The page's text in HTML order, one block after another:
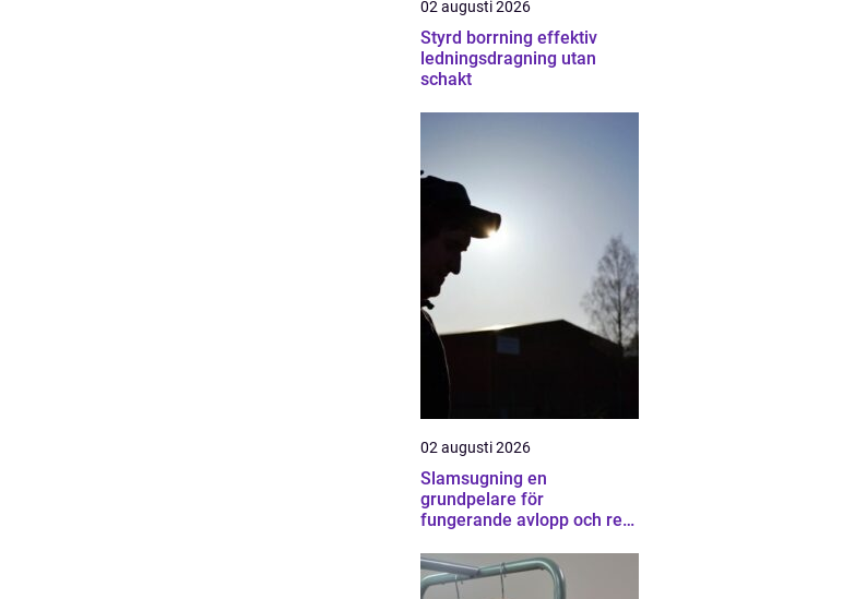
02 augusti 2026
Styrd borrning effektiv
ledningsdragning utan
schakt
02 augusti 2026
Slamsugning en
grundpelare för
fungerande avlopp och ren